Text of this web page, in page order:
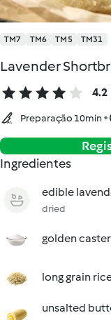
TM7 TM6 TM5 TM31
Lavender
4.2
Preparação 10min
Ingredientes
edible
dried
golden
long grain
unsalted